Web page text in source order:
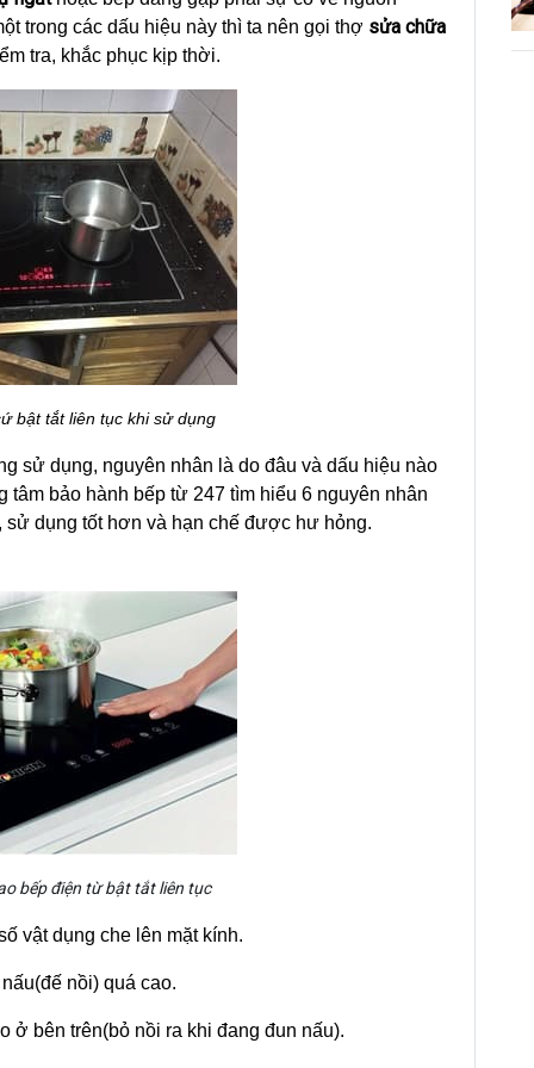
trong các dấu hiệu này thì ta nên gọi thợ sửa chữa
tra, khắc phục kịp thời.
bật tắt liên tục khi sử dụng
sử dụng, nguyên nhân là do đâu và dấu hiệu nào
bảo hành bếp từ 247 tìm hiểu 6 nguyên nhân
sử dụng tốt hơn và hạn chế được hư hỏng.
bếp điện từ bật tắt liên tục
vật dụng che lên mặt kính.
nồi) quá cao.
ở bên trên(bỏ nồi ra khi đang đun nấu).